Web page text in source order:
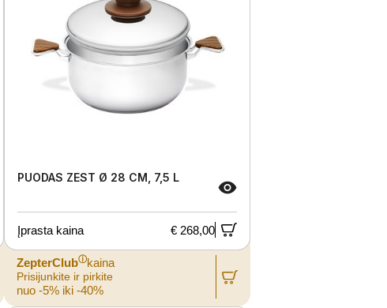
PUODAS ZEST Ø 28 CM, 7,5 L
Įprasta kaina € 268,00
ZepterClubⓘkaina
Prisijunkite ir pirkite
nuo -5% iki -40%